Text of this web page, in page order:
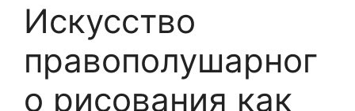
Искусство
правополушарног
о рисования как